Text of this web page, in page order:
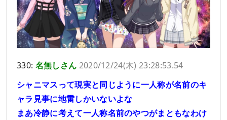
330: 名無しさん 2020/12/24(木) 23:28:53.54
シャニマスって現実と同じように一人称が名前のキ
ャラ見事に地雷しかいないよな
まあ冷静に考えて一人称名前のやつがまともなわけ